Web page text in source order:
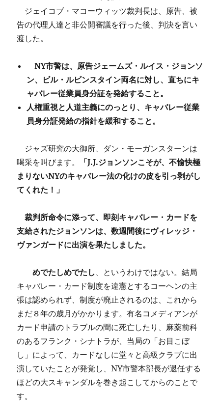
ジェイコブ・マコーウィッツ裁判長は、原告、被
告の代理人達と非公開審議を行った後、判決を言い
渡した。
NY市警は、原告ジェームズ・ルイス・ジョンソ
ン、ビル・ルビンスタイン両名に対し、直ちにキ
ャバレー従業員身分証を発給すること。
人権重視と人道主義にのっとり、キャバレー従業
員身分証発給の指針を緩和すること。
ジャズ研究の大御所、ダン・モーガンスターンは
喝采を叫びます。
「J.J.ジョンソンこそが、不愉快極
まりないNYのキャバレー法の化けの皮を引っ剥がし
てくれた！」
裁判所命令に添って、即刻キャバレー・カードを
支給されたジョンソンは、数週間後にヴィレッジ・
ヴァンガードに出演を果たしました。
めでたしめでたし 、というわけではない。結局
キャバレー・カード制度を違憲とするコーヘンの主
張は認められず、制度が廃止されるのは、これから
まだ８年の歳月がかかります。有名コメディアンが
カード申請のトラブルの間に死亡したり、麻薬前科
のあるフランク・シナトラが、当局の「お目こぼ
し」によって、カードなしに堂々と高級クラブに出
演していたことが発覚し、NY市警本部長が退任する
ほどの大スキャンダルを巻き起こしてからのことで
す。